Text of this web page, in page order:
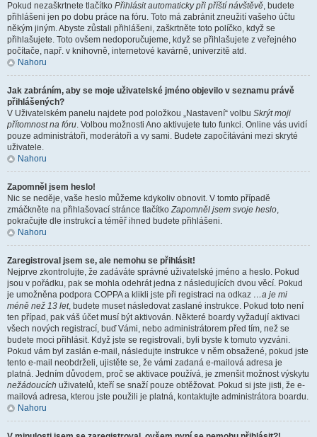
Pokud nezaškrtnete tlačítko Přihlásit automaticky při příští návštěvě, budete
přihlášeni jen po dobu práce na fóru. Toto má zabránit zneužití vašeho účtu
někým jiným. Abyste zůstali přihlášeni, zaškrtněte toto políčko, když se
přihlašujete. Toto ovšem nedoporučujeme, když se přihlašujete z veřejného
počítače, např. v knihovně, internetové kavárně, univerzitě atd.
Nahoru
Jak zabráním, aby se moje uživatelské jméno objevilo v seznamu právě
přihlášených?
V Uživatelském panelu najdete pod položkou „Nastavení“ volbu Skrýt moji
přítomnost na fóru. Volbou možnosti Ano aktivujete tuto funkci. Online vás uvidí
pouze administrátoři, moderátoři a vy sami. Budete započítáváni mezi skryté
uživatele.
Nahoru
Zapomněl jsem heslo!
Nic se neděje, vaše heslo můžeme kdykoliv obnovit. V tomto případě
zmáčkněte na přihlašovací stránce tlačítkoZapomněl jsem svoje heslo,
pokračujte dle instrukcí a téměř ihned budete přihlášeni.
Nahoru
Zaregistroval jsem se, ale nemohu se přihlásit!
Nejprve zkontrolujte, že zadáváte správné uživatelské jméno a heslo. Pokud
jsou v pořádku, pak se mohla odehrát jedna z následujících dvou věcí. Pokud
je umožněna podpora COPPA a klikli jste při registraci na odkaz …a je mi
méně než 13 let, budete muset následovat zaslané instrukce. Pokud toto není
ten případ, pak váš účet musí být aktivován. Některé boardy vyžadují aktivaci
všech nových registrací, buď Vámi, nebo administrátorem před tím, než se
budete moci přihlásit. Když jste se registrovali, byli byste k tomuto vyzváni.
Pokud vám byl zaslán e-mail, následujte instrukce v něm obsažené, pokud jste
tento e-mail neobdrželi, ujistěte se, že vámi zadaná e-mailová adresa je
platná. Jedním důvodem, proč se aktivace používá, je zmenšit možnost výskytu
nežádoucích uživatelů, kteří se snaží pouze obtěžovat. Pokud si jste jisti, že e-
mailová adresa, kterou jste použili je platná, kontaktujte administrátora boardu.
Nahoru